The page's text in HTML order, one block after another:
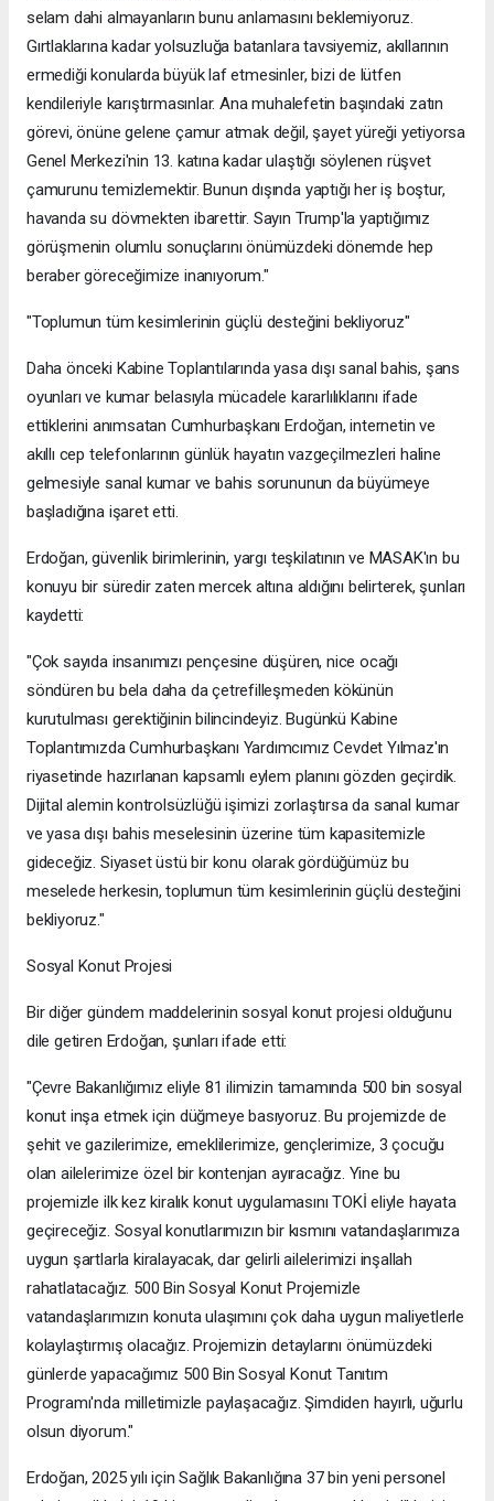
selam dahi almayanların bunu anlamasını beklemiyoruz.
Gırtlaklarına kadar yolsuzluğa batanlara tavsiyemiz, akıllarının
ermediği konularda büyük laf etmesinler, bizi de lütfen
kendileriyle karıştırmasınlar. Ana muhalefetin başındaki zatın
görevi, önüne gelene çamur atmak değil, şayet yüreği yetiyorsa
Genel Merkezi'nin 13. katına kadar ulaştığı söylenen rüşvet
çamurunu temizlemektir. Bunun dışında yaptığı her iş boştur,
havanda su dövmekten ibarettir. Sayın Trump'la yaptığımız
görüşmenin olumlu sonuçlarını önümüzdeki dönemde hep
beraber göreceğimize inanıyorum."
"Toplumun tüm kesimlerinin güçlü desteğini bekliyoruz"
Daha önceki Kabine Toplantılarında yasa dışı sanal bahis, şans
oyunları ve kumar belasıyla mücadele kararlılıklarını ifade
ettiklerini anımsatan Cumhurbaşkanı Erdoğan, internetin ve
akıllı cep telefonlarının günlük hayatın vazgeçilmezleri haline
gelmesiyle sanal kumar ve bahis sorununun da büyümeye
başladığına işaret etti.
Erdoğan, güvenlik birimlerinin, yargı teşkilatının ve MASAK'ın bu
konuyu bir süredir zaten mercek altına aldığını belirterek, şunları
kaydetti:
"Çok sayıda insanımızı pençesine düşüren, nice ocağı
söndüren bu bela daha da çetrefilleşmeden kökünün
kurutulması gerektiğinin bilincindeyiz. Bugünkü Kabine
Toplantımızda Cumhurbaşkanı Yardımcımız Cevdet Yılmaz'ın
riyasetinde hazırlanan kapsamlı eylem planını gözden geçirdik.
Dijital alemin kontrolsüzlüğü işimizi zorlaştırsa da sanal kumar
ve yasa dışı bahis meselesinin üzerine tüm kapasitemizle
gideceğiz. Siyaset üstü bir konu olarak gördüğümüz bu
meselede herkesin, toplumun tüm kesimlerinin güçlü desteğini
bekliyoruz."
Sosyal Konut Projesi
Bir diğer gündem maddelerinin sosyal konut projesi olduğunu
dile getiren Erdoğan, şunları ifade etti:
"Çevre Bakanlığımız eliyle 81 ilimizin tamamında 500 bin sosyal
konut inşa etmek için düğmeye basıyoruz. Bu projemizde de
şehit ve gazilerimize, emeklilerimize, gençlerimize, 3 çocuğu
olan ailelerimize özel bir kontenjan ayıracağız. Yine bu
projemizle ilk kez kiralık konut uygulamasını TOKİ eliyle hayata
geçireceğiz. Sosyal konutlarımızın bir kısmını vatandaşlarımıza
uygun şartlarla kiralayacak, dar gelirli ailelerimizi inşallah
rahatlatacağız. 500 Bin Sosyal Konut Projemizle
vatandaşlarımızın konuta ulaşımını çok daha uygun maliyetlerle
kolaylaştırmış olacağız. Projemizin detaylarını önümüzdeki
günlerde yapacağımız 500 Bin Sosyal Konut Tanıtım
Programı'nda milletimizle paylaşacağız. Şimdiden hayırlı, uğurlu
olsun diyorum."
Erdoğan, 2025 yılı için Sağlık Bakanlığına 37 bin yeni personel